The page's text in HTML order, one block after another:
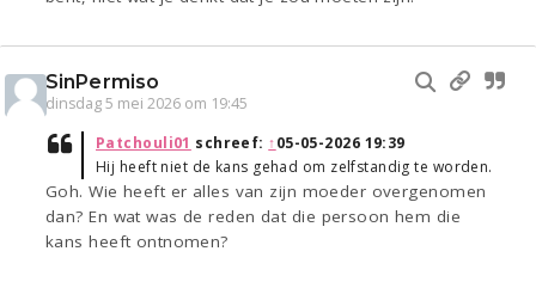
SinPermiso
dinsdag 5 mei 2026 om 19:45
Patchouli01 schreef: ↑05-05-2026 19:39
Hij heeft niet de kans gehad om zelfstandig te worden.
Goh. Wie heeft er alles van zijn moeder overgenomen
dan? En wat was de reden dat die persoon hem die
kans heeft ontnomen?